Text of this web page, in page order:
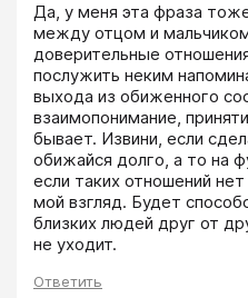
Да, у меня эта фраза
между отцом и
доверительные
послужить неким
выхода из обиженного
взаимопонимание,
бывает. Извини, если
обижайся долго, а то на
если таких отношений
мой взгляд. Будет
близких людей друг от
не уходит.
Ответить